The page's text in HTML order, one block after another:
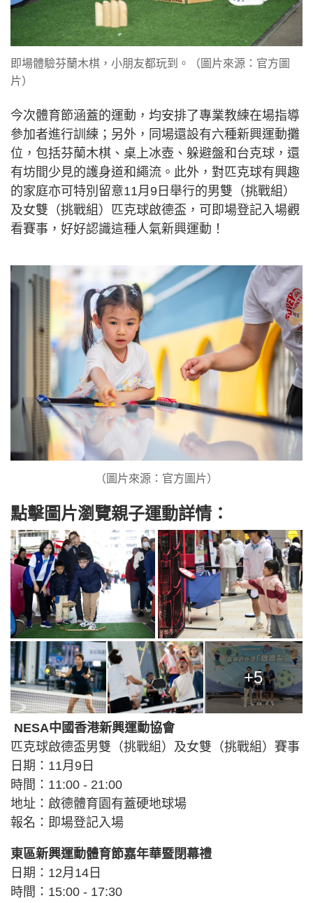
即場體驗芬蘭木棋，小朋友都玩到。（圖片來源：官方圖
片）
今次體育節涵蓋的運動，均安排了專業教練在場指導
參加者進行訓練；另外，同場還設有六種新興運動攤
位，包括芬蘭木棋、桌上冰壺、躲避盤和台克球，還
有坊間少見的護身道和繩流。此外，對匹克球有興趣
的家庭亦可特別留意11月9日舉行的男雙（挑戰組）
及女雙（挑戰組）匹克球啟德盃，可即場登記入場觀
看賽事，好好認識這種人氣新興運動！
（圖片來源：官方圖片）
點擊圖片瀏覽親子運動詳情：
+5
NESA中國香港新興運動協會
匹克球啟德盃男雙（挑戰組）及女雙（挑戰組）賽事
日期：11月9日
時間：11:00 - 21:00
地址：啟德體育園有蓋硬地球場
報名：即場登記入場
東區新興運動體育節嘉年華暨閉幕禮
日期：12月14日
時間：15:00 - 17:30